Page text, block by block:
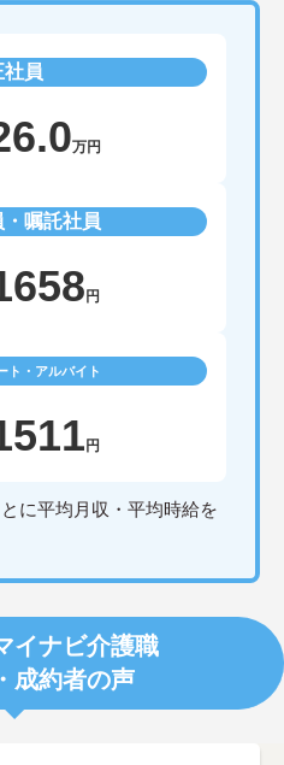
社員
万円
嘱託社員
円
ト・アルバイト
円
に平均月収・平均時給を
イナビ介護職
成約者の声